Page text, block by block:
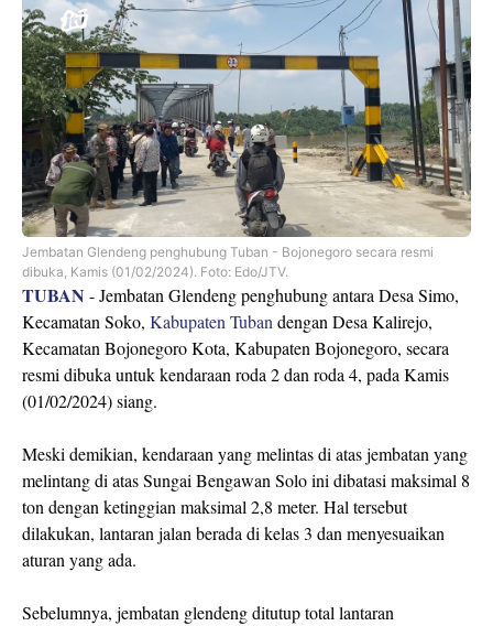
Jembatan Glendeng penghubung Tuban - Bojonegoro secara resmi
dibuka, Kamis (01/02/2024). Foto: Edo/JTV.
TUBAN - Jembatan Glendeng penghubung antara Desa Simo,
Kecamatan Soko, Kabupaten Tuban dengan Desa Kalirejo,
Kecamatan Bojonegoro Kota, Kabupaten Bojonegoro, secara
resmi dibuka untuk kendaraan roda 2 dan roda 4, pada Kamis
(01/02/2024) siang.
Meski demikian, kendaraan yang melintas di atas jembatan yang
melintang di atas Sungai Bengawan Solo ini dibatasi maksimal 8
ton dengan ketinggian maksimal 2,8 meter. Hal tersebut
dilakukan, lantaran jalan berada di kelas 3 dan menyesuaikan
aturan yang ada.
Sebelumnya, jembatan glendeng ditutup total lantaran